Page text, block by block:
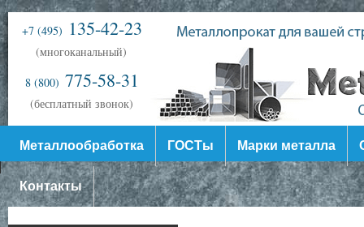
+7 (495) 135-42-23
(многоканальный)
8 (800) 775-58-31
(бесплатный звонок)
Металлообработка ГОСТы Марки металла
Контакты